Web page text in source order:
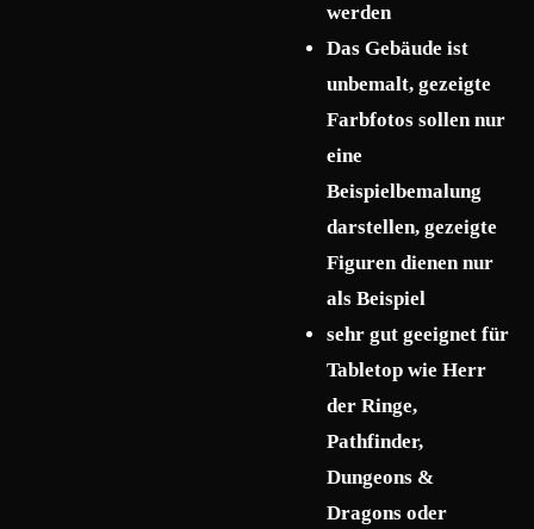
werden
Das Gebäude ist
unbemalt, gezeigte
Farbfotos sollen nur
eine
Beispielbemalung
darstellen, gezeigte
Figuren dienen nur
als Beispiel
sehr gut geeignet für
Tabletop wie Herr
der Ringe,
Pathfinder,
Dungeons &
Dragons oder